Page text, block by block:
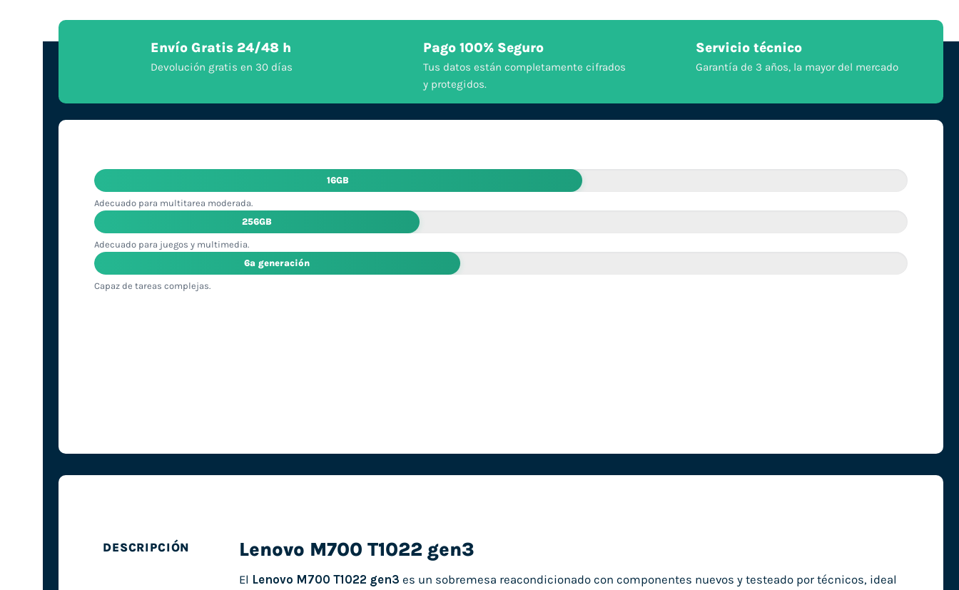
Envío Gratis 24/48 h
Devolución gratis en 30 días
Pago 100% Seguro
Tus datos están completamente cifrados
y protegidos.
Servicio técnico
Garantía de 3 años, la mayor del mercado
16GB
Adecuado para multitarea moderada.
256GB
Adecuado para juegos y multimedia.
6ª generación
Capaz de tareas complejas.
DESCRIPCIÓN Lenovo M700 T1022 gen3
El Lenovo M700 T1022 gen3 es un sobremesa reacondicionado con componentes nuevos y testeado por técnicos, ideal